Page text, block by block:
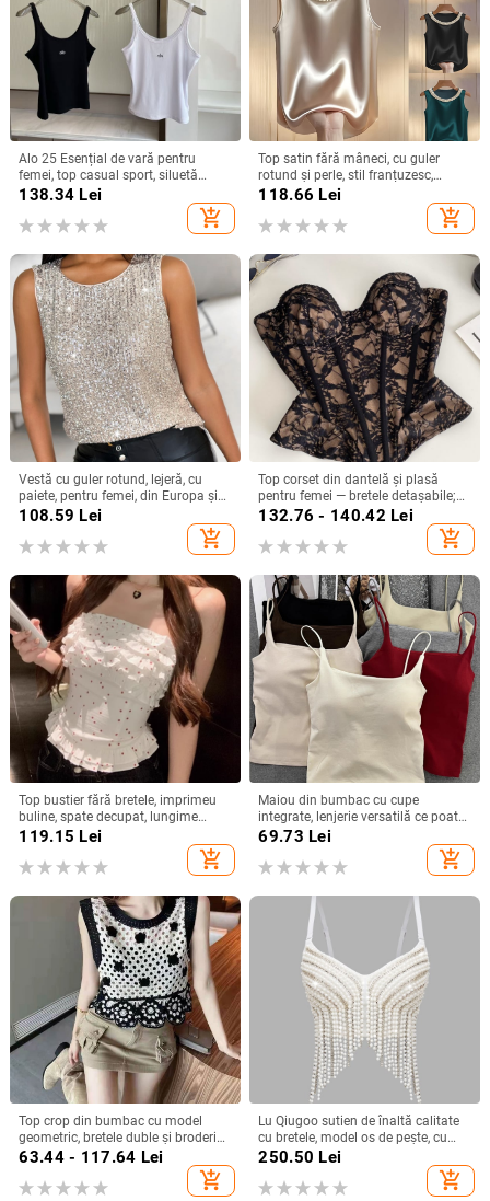
Alo 25 Esențial de vară pentru
femei, top casual sport, siluetă
elegantă, versatil
138.34 Lei
add_shopping_cart
Top satin fără mâneci, cu guler
rotund și perle, stil franțuzesc,
primăvară-vară
118.66 Lei
add_shopping_cart
Vestă cu guler rotund, lejeră, cu
paiete, pentru femei, din Europa și
America, Amazon Ebay, 2025, în
stoc, pentru naveta transfrontalieră
108.59 Lei
add_shopping_cart
Top corset din dantelă și plasă
pentru femei — bretele detașabile;
versiune în formă A; primăvara
2025; pentru femei adulte; stil
elegant pentru mers la muncă
132.76 - 140.42 Lei
add_shopping_cart
Top bustier fără bretele, imprimeu
buline, spate decupat, lungime
scurtă, poliester
119.15 Lei
add_shopping_cart
Maiou din bumbac cu cupe
integrate, lenjerie versatilă ce poate
fi purtată ca îmbrăcăminte de
69.73 Lei
add_shopping_cart
Top crop din bumbac cu model
geometric, bretele duble și broderie
decupată
63.44 - 117.64 Lei
add_shopping_cart
Lu Qiugoo sutien de înaltă calitate
cu bretele, model os de pește, cu
mărgele grele, stil sexy, vestă cu
250.50 Lei
add_shopping_cart